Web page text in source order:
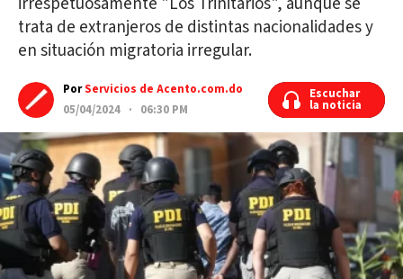
trata de extranjeros de distintas nacionalidades y
en situación migratoria irregular.
PorServicios de Acento.com.do
05/04/2024 · 06:30 PM
Escuchar
la noticia
Escuchar
la noticia